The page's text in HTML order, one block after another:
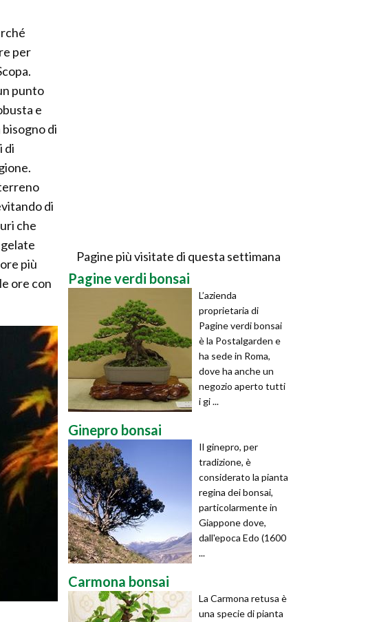
per
punto
e
di
di
di
che
più
ore con
Pagine più visitate di questa settimana
Pagine verdi bonsai
L’azienda
proprietaria di
Pagine verdi bonsai
è la Postalgarden e
ha sede in Roma,
dove ha anche un
negozio aperto tutti
i gi ...
Ginepro bonsai
Il ginepro, per
tradizione, è
considerato la pianta
regina dei bonsai,
particolarmente in
Giappone dove,
dall'epoca Edo (1600
...
Carmona bonsai
La Carmona retusa è
una specie di pianta